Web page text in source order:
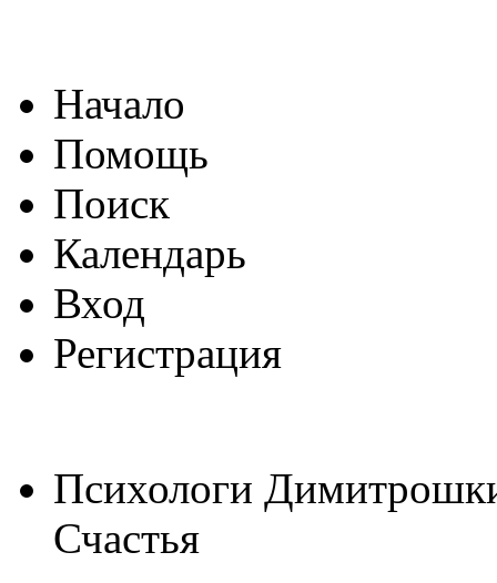
Начало
Помощь
Поиск
Календарь
Вход
Регистрация
Психологи
Счастья